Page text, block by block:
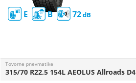
E B 72
Tovorne pnevmatike
315/70 R22,5 154L AEOLUS Allroads D4